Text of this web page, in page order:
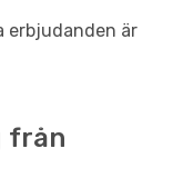
erbjudanden är
från